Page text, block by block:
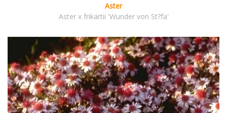
Aster
Aster x frikartii 'Wunder von St?fa'